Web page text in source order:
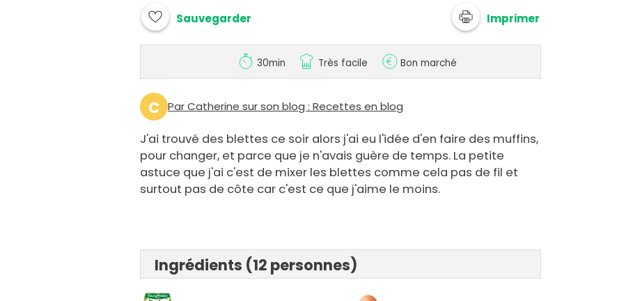
Sauvegarder Imprimer
30min Très facile Bon marché
C Par Catherine sur son blog : Recettes en blog
J'ai trouvé des blettes ce soir alors j'ai eu l'idée d'en faire des muffins,
pour changer, et parce que je n'avais guère de temps. La petite
astuce que j'ai c'est de mixer les blettes comme cela pas de fil et
surtout pas de côte car c'est ce que j'aime le moins.
Ingrédients (12 personnes)